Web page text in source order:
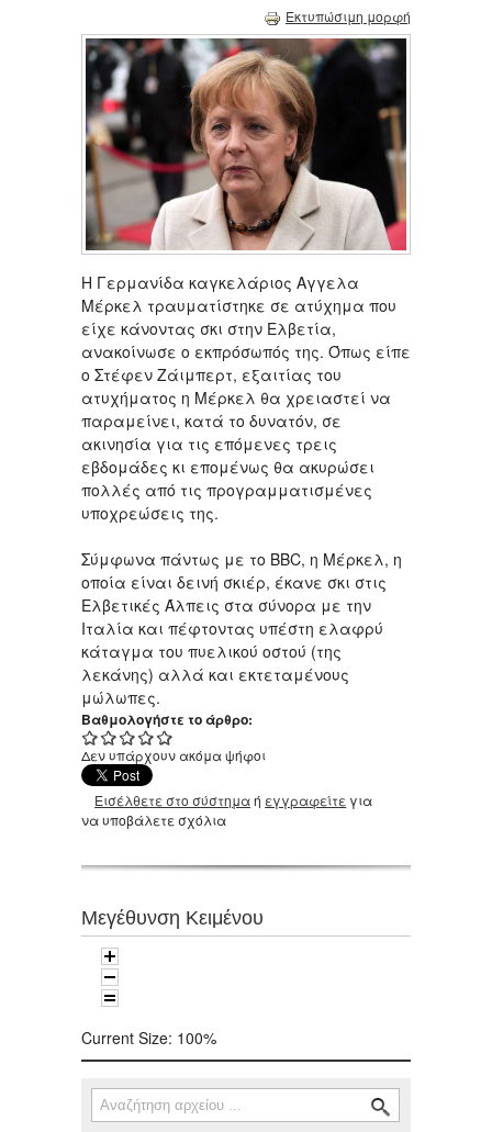
Εκτυπώσιμη μορφή
Η Γερμανίδα καγκελάριος Αγγελα
Μέρκελ τραυματίστηκε σε ατύχημα που
είχε κάνοντας σκι στην Ελβετία,
ανακοίνωσε ο εκπρόσωπός της. Όπως είπε
ο Στέφεν Ζάιμπερτ, εξαιτίας του
ατυχήματος η Μέρκελ θα χρειαστεί να
παραμείνει, κατά το δυνατόν, σε
ακινησία για τις επόμενες τρεις
εβδομάδες κι επομένως θα ακυρώσει
πολλές από τις προγραμματισμένες
υποχρεώσεις της.
Σύμφωνα πάντως με το BBC, η Μέρκελ, η
οποία είναι δεινή σκιέρ, έκανε σκι στις
Ελβετικές Άλπεις στα σύνορα με την
Ιταλία και πέφτοντας υπέστη ελαφρύ
κάταγμα του πυελικού οστού (της
λεκάνης) αλλά και εκτεταμένους
μώλωπες.
Βαθμολογήστε το άρθρο:
Δεν υπάρχουν ακόμα ψήφοι
Εισέλθετε στο σύστημαή εγγραφείτε για
να υποβάλετε σχόλια
Μεγέθυνση Κειμένου
Current Size: 100%
Φόρμα αναζήτησης
Αναζήτηση